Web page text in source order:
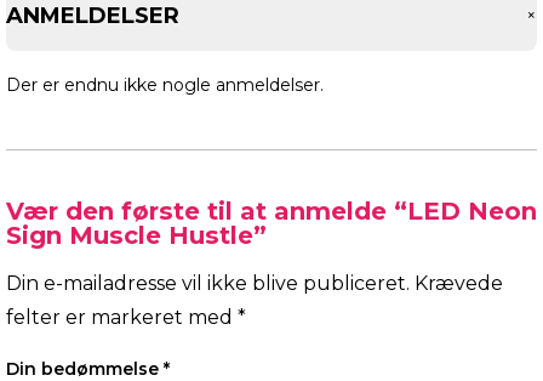
ANMELDELSER +
Der er endnu ikke nogle anmeldelser.
Vær den første til at anmelde “LED Neon
Sign Muscle Hustle”
Din e-mailadresse vil ikke blive publiceret. Krævede
felter er markeret med *
Din bedømmelse *